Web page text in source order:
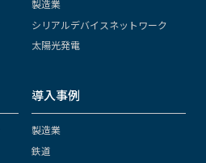
製造業
シリアルデバイスネットワーク
太陽光発電
導入事例
製造業
鉄道